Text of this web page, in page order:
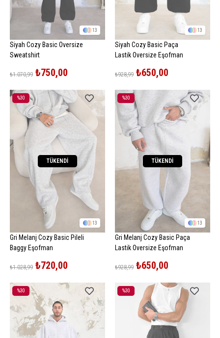
13
Siyah Cozy Basic Oversize
Sweatshirt
₺750,00
₺1.070,99
13
Siyah Cozy Basic Paça
Lastik Oversize Eşofman
₺650,00
₺928,99
13
%30
İndirim
%30İndirim
TÜKENDI
Gri Melanj Cozy Basic Pileli
Baggy Eşofman
₺720,00
₺1.028,99
13
%30
%30İndirim
TÜKENDI
Gri Melanj Cozy Basic Paça
Lastik Oversize Eşofman
₺650,00
₺928,99
%30
%30İndirim
%30
%30İndirim